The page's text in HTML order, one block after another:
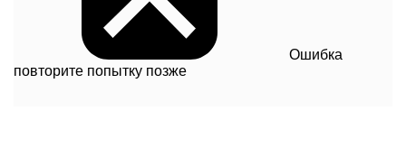
Ошибка
повторите попытку позже